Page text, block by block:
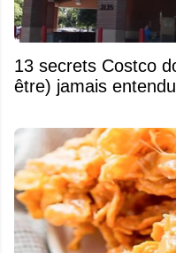
13 secrets Costco
être) jamais